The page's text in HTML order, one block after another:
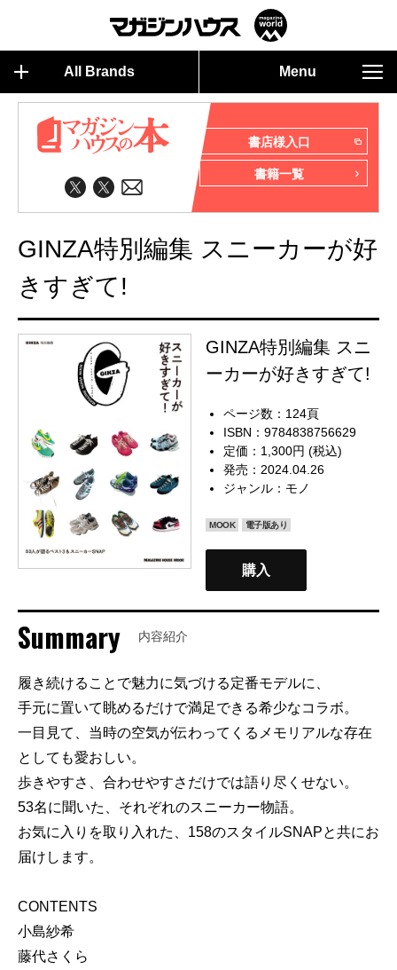
All Brands Menu
書店様入口
書籍一覧
GINZA特別編集 スニーカーが好
きすぎて!
GINZA特別編集 スニ
ーカーが好きすぎて!
ページ数：124頁
ISBN：9784838756629
定価：1,300円 (税込)
発売：2024.04.26
ジャンル： モノ
MOOK 電子版あり
購入
Summary 内容紹介
履き続けることで魅力に気づける定番モデルに、
手元に置いて眺めるだけで満足できる希少なコラボ。
一目見て、当時の空気が伝わってくるメモリアルな存在
としても愛おしい。
歩きやすさ、合わせやすさだけでは語り尽くせない。
53名に聞いた、それぞれのスニーカー物語。
お気に入りを取り入れた、158のスタイルSNAPと共にお
届けします。
CONTENTS
小島紗希
藤代さくら